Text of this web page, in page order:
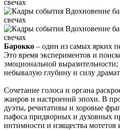
Барокко – один из самых ярких
Это время экспериментов и
эмоциональной выразительности;
небывалую глубину и силу
Сочетание голоса и органа
жанров и настроений эпохи. В
дуэты, речитативы и хоровые
пафоса придворных и духовных
интимности и изящества мотетов